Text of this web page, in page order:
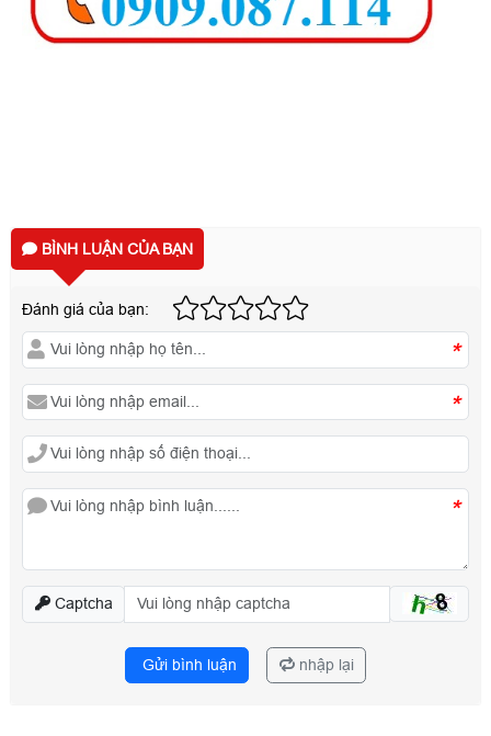
BÌNH LUẬN CỦA BẠN
Đánh giá của bạn:
*
*
*
Captcha
Gửi bình luận nhập lại